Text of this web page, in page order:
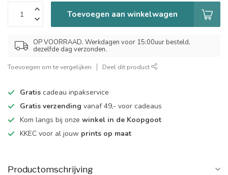
Toevoegen aan winkelwagen
OP VOORRAAD. Werkdagen voor 15:00uur besteld,
dezelfde dag verzonden.
Toevoegen om te vergelijken Deel dit product
Gratis cadeau inpakservice
Gratis verzending vanaf 49,- voor cadeaus
Kom langs bij onze winkel in de Koopgoot
KKEC voor al jouw prints op maat
Productomschrijving